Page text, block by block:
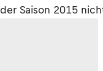
der Saison 2015